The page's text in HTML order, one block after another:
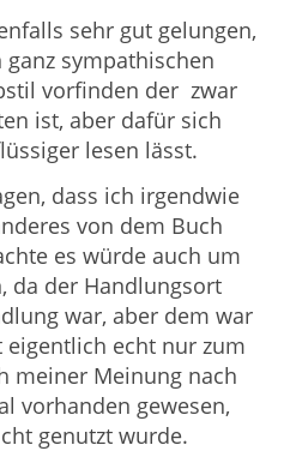
sehr gut gelungen,
sympathischen
vorfinden der zwar
ist, aber dafür sich
lesen lässt.
dass ich irgendwie
von dem Buch
es würde auch um
da der Handlungsort
war, aber dem war
echt nur zum
meiner Meinung nach
vorhanden gewesen,
genutzt wurde.